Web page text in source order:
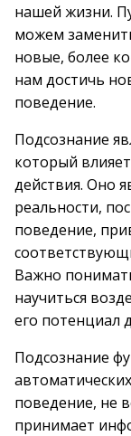
нашей жизни.
можем
новые, более
нам достичь
поведение.
Подсознание
который
действия. Оно
реальности,
поведение,
Важно
научиться
его потенциал
Подсознание
поведение, не
принимает